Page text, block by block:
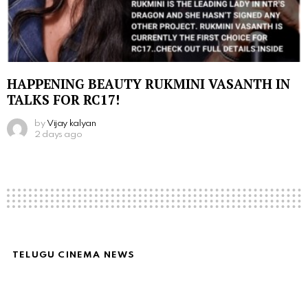
HAPPENING BEAUTY RUKMINI VASANTH IN
TALKS FOR RC17!
by Vijay kalyan
2 days ago
TELUGU CINEMA NEWS